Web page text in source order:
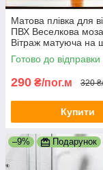
Матова плівка для
ПВХ Веселкова
Вітраж матуюча на
купе для дзеркала 1
1000х1000 мм
Готово до відправки
290 ₴/пог.м 320
Купити
–9% Подарунок